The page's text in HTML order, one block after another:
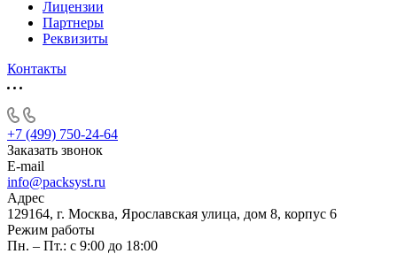
Лицензии
Партнеры
Реквизиты
Контакты
+7 (499) 750-24-64
Заказать звонок
E-mail
info@packsyst.ru
Адрес
129164, г. Москва, Ярославская улица, дом 8, корпус 6
Режим работы
Пн. – Пт.: с 9:00 до 18:00